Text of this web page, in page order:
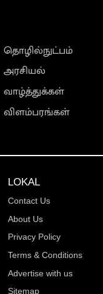
தொழில்நுட்பம்
அரசியல்
வாழ்த்துக்கள்
விளம்பரங்கள்
LOKAL
Contact Us
About Us
Privacy Policy
Terms & Conditions
Advertise with us
Sitemap